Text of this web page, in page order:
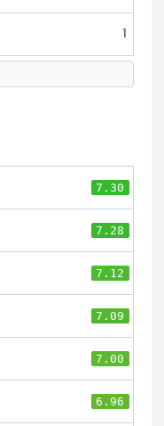
1
7.30
7.28
7.12
7.09
7.00
6.96